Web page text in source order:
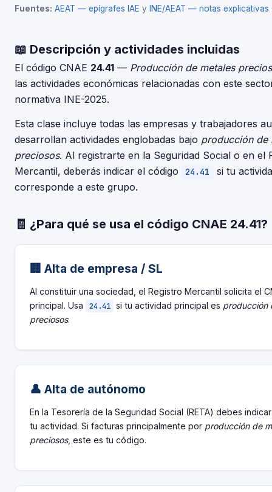
Fuentes: AEAT — epígrafes IAE y INE/AEAT — notas explicativas
📖 Descripción y actividades incluidas
El código CNAE 24.41 — Producción de metales
las actividades económicas relacionadas con este
normativa INE-2025.
Esta clase incluye todas las empresas y trabajadores
desarrollan actividades englobadas bajo producción de
preciosos. Al registrarte en la Seguridad Social o en el
Mercantil, deberás indicar el código
24.41
si tu
corresponde a este grupo.
🧾 ¿Para qué se usa el código CNAE 24.41?
🏢 Alta de empresa / SL
Al constituir una sociedad, el Registro Mercantil solicita el
principal. Usa
24.41 si tu actividad principal es producción
preciosos.
👤 Alta de autónomo
En la Tesorería de la Seguridad Social (RETA) debes
tu actividad. Si facturas principalmente por producción de
preciosos, este es tu código.